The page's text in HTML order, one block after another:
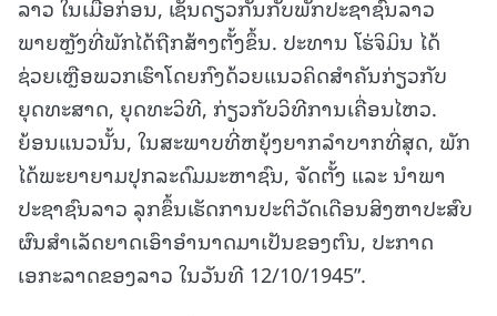
ລາວ ໃນເມື່ອກ່ອນ, ເຊັ່ນດຽວກັນກັບພັກປະຊາຊົນລາວ
ພາຍຫຼັງທີ່ພັກໄດ້ຖືກສ້າງຕັ້ງຂຶ້ນ. ປະທານ ໂຮ່ຈິມິນ ໄດ້
ຊ່ວຍເຫຼືອພວກເຮົາໂດຍກົງດ້ວຍແນວຄິດສໍາຄັນກ່ຽວກັບ
ຍຸດທະສາດ, ຍຸດທະວິທີ, ກ່ຽວກັບວິທີການເຄື່ອນໄຫວ.
ຍ້ອນແນວນັ້ນ, ໃນສະພາບທີ່ຫຍຸ້ງຍາກລໍາບາກທີ່ສຸດ, ພັກ
ໄດ້ພະຍາຍາມປຸກລະດົມມະຫາຊົນ, ຈັດຕັ້ງ ແລະ ນໍາພາ
ປະຊາຊົນລາວ ລຸກຂຶ້ນເຮັດການປະຕິວັດເດືອນສິງຫາປະສົບ
ຜົນສໍາເລັດຍາດເອົາອໍານາດມາເປັນຂອງຕົນ, ປະກາດ
ເອກະລາດຂອງລາວ ໃນວັນທີ 12/10/1945”.